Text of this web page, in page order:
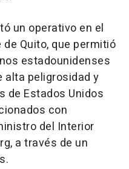
un operativo en el
Quito, que permitió
estadounidenses
alta peligrosidad y
de Estados Unidos
con
del Interior
a través de un